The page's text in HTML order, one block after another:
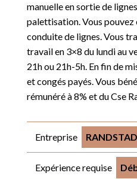
manuelle en sortie de
palettisation. Vous pouvez
conduite de lignes. Vous
travail en 3×8 du lundi au
21h ou 21h-5h. En fin de
et congés payés. Vous
rémunéré à 8% et du Cse
Entreprise RANDSTAD
Expérience requise